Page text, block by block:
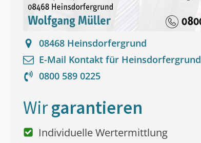
08468 Heinsdorfergrund
E-Mail Kontakt für Heinsdorfergrund
0800 589 0225
Wirgarantieren
Individuelle Wertermittlung